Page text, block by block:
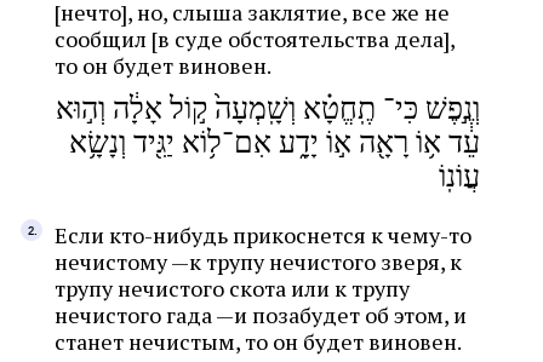
[нечто], но, слыша заклятие, все же не
сообщил [в суде обстоятельства дела],
то он будет виновен.
וְנֶ֣פֶשׁ כִּי־ תֶֽחֱטָ֗א וְשָֽׁמְעָה֙ ק֣וֹל אָלָ֔ה וְה֣וּא
עֵ֔ד א֥וֹ רָאָ֖ה א֣וֹ יָדָ֑ע אִם־ל֥וֹא יַגִּ֖יד וְנָשָׂ֥א
עֲוֹנֽוֹ
Если кто-нибудь прикоснется к чему-то
нечистому —к трупу нечистого зверя, к
трупу нечистого скота или к трупу
нечистого гада —и позабудет об этом, и
станет нечистым, то он будет виновен.